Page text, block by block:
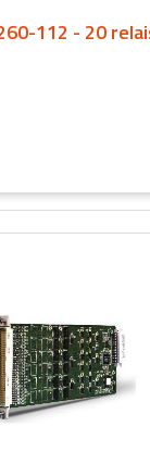
112 - 20